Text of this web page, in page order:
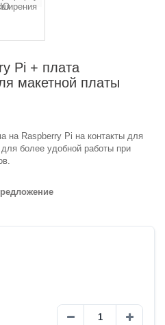
Pi + плата
макетной платы
на Raspberry Pi на контакты для
более удобной работы при